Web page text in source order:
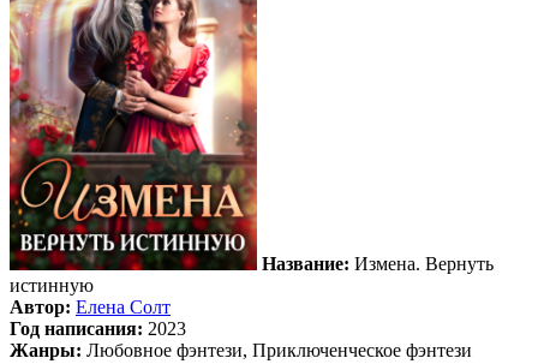
Название: Измена. Вернуть
истинную
Автор: Елена Солт
Год написания: 2023
Жанры: Любовное фэнтези, Приключенческое фэнтези